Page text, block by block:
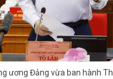
ương Đảng vừa ban hành